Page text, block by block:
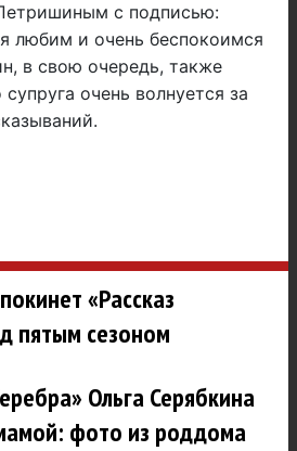
с подписью:
любим и очень беспокоимся
в свою очередь, также
супруга очень волнуется за
«Рассказ
пятым сезоном
Ольга Серябкина
фото из роддома